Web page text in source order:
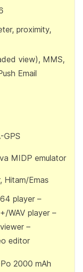
proximity,
view), MMS,
Email
GPS
MIDP emulator
Hitam/Emas
player –
WAV player –
–
editor
2000 mAh